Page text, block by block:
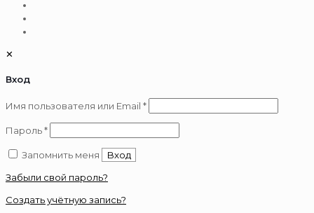
✕
Вход
Имя пользователя или Email *Обязательно
Пароль*Обязательно
Запомнить меня
Вход
Забыли свой пароль?
Создать учётную запись?